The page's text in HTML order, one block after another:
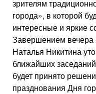
зрителям
города», в которой
интересные и яркие
Завершением вечера
Наталья Никитина
ближайших
будет принято
празднования Дня